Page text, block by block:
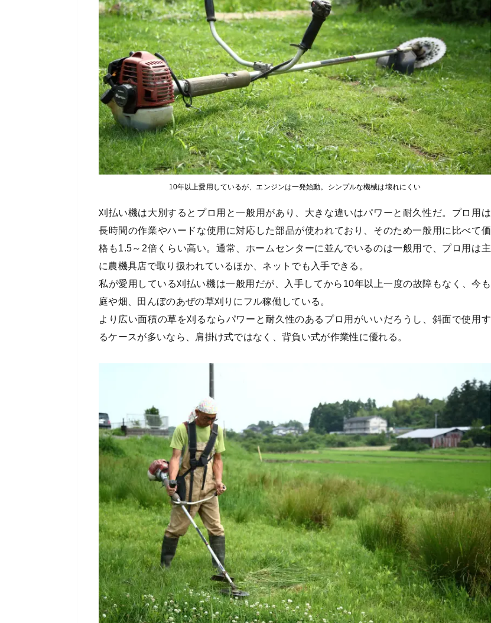
10年以上愛用しているが、エンジンは一発始動。シンプルな機械は壊れにくい
刈払い機は大別するとプロ用と一般用があり、大きな違いはパワーと耐久性だ。プロ用は
長時間の作業やハードな使用に対応した部品が使われており、そのため一般用に比べて価
格も1.5～2倍くらい高い。通常、ホームセンターに並んでいるのは一般用で、プロ用は主
に農機具店で取り扱われているほか、ネットでも入手できる。
私が愛用している刈払い機は一般用だが、入手してから10年以上一度の故障もなく、今も
庭や畑、田んぼのあぜの草刈りにフル稼働している。
より広い面積の草を刈るならパワーと耐久性のあるプロ用がいいだろうし、斜面で使用す
るケースが多いなら、肩掛け式ではなく、背負い式が作業性に優れる。